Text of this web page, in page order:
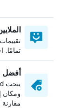
تمامًا.
أفضل
ومكان
مقارنة